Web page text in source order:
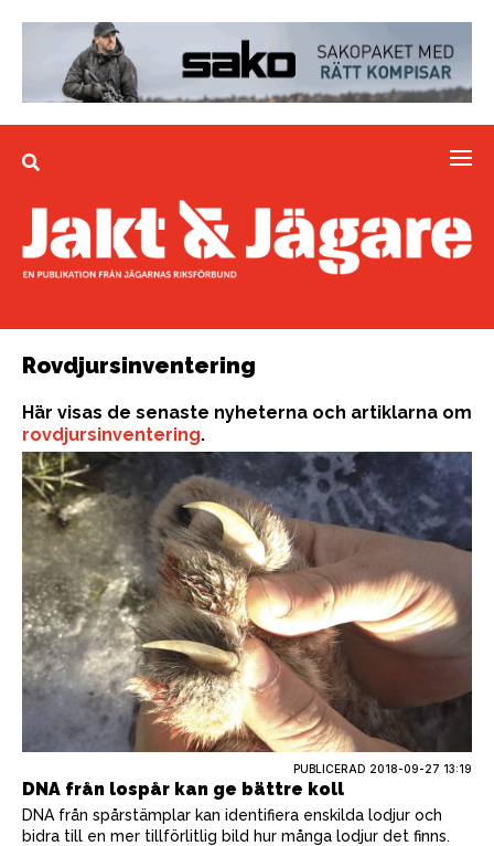
Rovdjursinventering
Här visas de senaste nyheterna och artiklarna om
rovdjursinventering.
PUBLICERAD 2018-09-27 13:19
DNA från lospår kan ge bättre koll
DNA från spårstämplar kan identifiera enskilda lodjur och
bidra till en mer tillförlitlig bild hur många lodjur det finns.